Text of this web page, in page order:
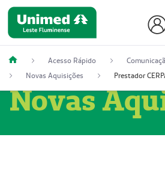
Acesso Rápido
Novas Aquisições
Novas